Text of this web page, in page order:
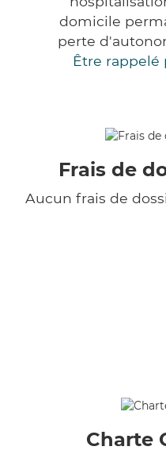
domicile
perte
Être rappelé
Frais de
Aucun frais de
Charte